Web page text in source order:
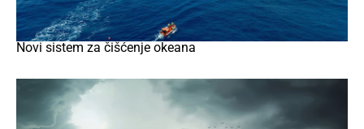
Novi sistem za čišćenje okeana